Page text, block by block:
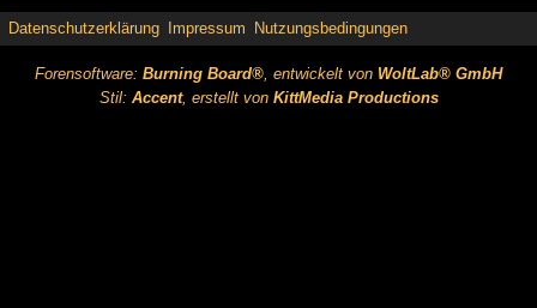
Datenschutzerklärung Impressum Nutzungsbedingungen
Forensoftware: Burning Board®, entwickelt von WoltLab® GmbH
Stil: Accent, erstellt von KittMedia Productions